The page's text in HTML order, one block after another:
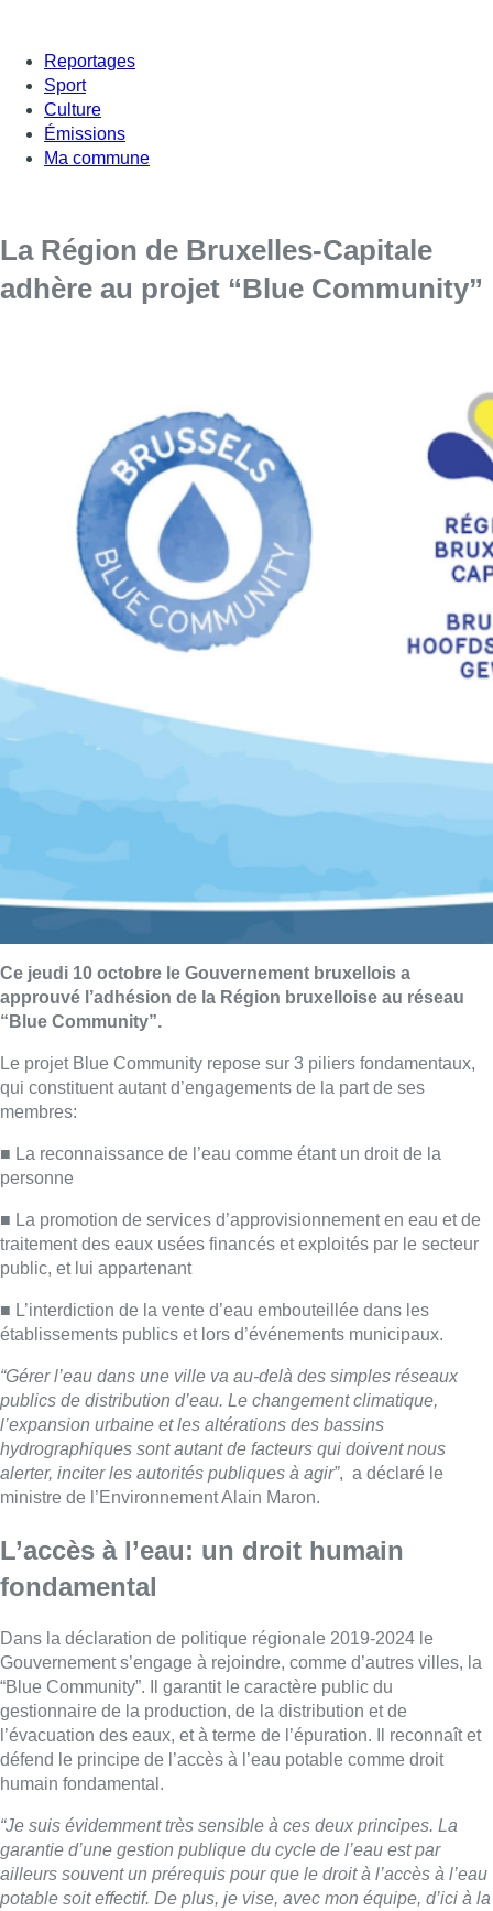
Reportages
Sport
Culture
Émissions
Ma commune
La Région de Bruxelles-Capitale
adhère au projet “Blue Community”
Ce jeudi 10 octobre le Gouvernement bruxellois a
approuvé l’adhésion de la Région bruxelloise au réseau
“Blue Community”.
Le projet Blue Community repose sur 3 piliers fondamentaux,
qui constituent autant d’engagements de la part de ses
membres:
■ La reconnaissance de l’eau comme étant un droit de la
personne
■ La promotion de services d’approvisionnement en eau et de
traitement des eaux usées financés et exploités par le secteur
public, et lui appartenant
■ L’interdiction de la vente d’eau embouteillée dans les
établissements publics et lors d’événements municipaux.
“Gérer l’eau dans une ville va au-delà des simples réseaux
publics de distribution d’eau. Le changement climatique,
l’expansion urbaine et les altérations des bassins
hydrographiques sont autant de facteurs qui doivent nous
alerter, inciter les autorités publiques à agir”, a déclaré le
ministre de l’Environnement Alain Maron.
L’accès à l’eau: un droit humain
fondamental
Dans la déclaration de politique régionale 2019-2024 le
Gouvernement s’engage à rejoindre, comme d’autres villes, la
“Blue Community”. Il garantit le caractère public du
gestionnaire de la production, de la distribution et de
l’évacuation des eaux, et à terme de l’épuration. Il reconnaît et
défend le principe de l’accès à l’eau potable comme droit
humain fondamental.
“Je suis évidemment très sensible à ces deux principes. La
garantie d’une gestion publique du cycle de l’eau est par
ailleurs souvent un prérequis pour que le droit à l’accès à l’eau
potable soit effectif. De plus, je vise, avec mon équipe, d’ici à la